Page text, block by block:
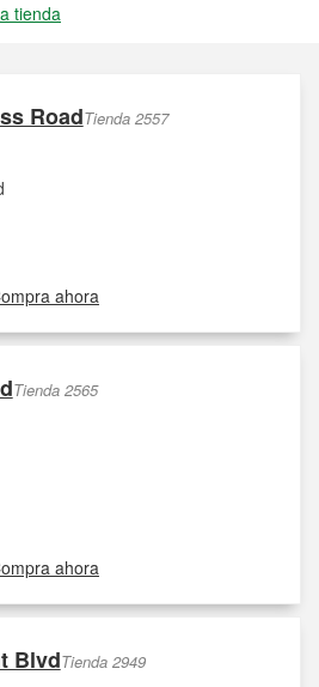
tienda
RoadTienda 2557
ahora
Tienda 2565
ahora
BlvdTienda 2949